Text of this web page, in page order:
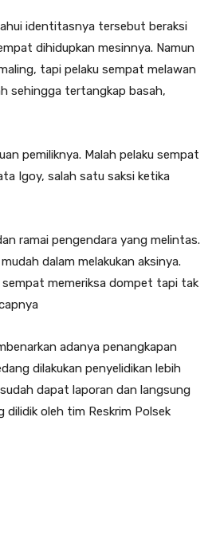
identitasnya tersebut beraksi
dihidupkan mesinnya. Namun
tapi pelaku sempat melawan
sehingga tertangkap basah,
pemiliknya. Malah pelaku sempat
Igoy, salah satu saksi ketika
ramai pengendara yang melintas.
dalam melakukan aksinya.
sempat memeriksa dompet tapi tak
adanya penangkapan
dilakukan penyelidikan lebih
dapat laporan dan langsung
dilidik oleh tim Reskrim Polsek